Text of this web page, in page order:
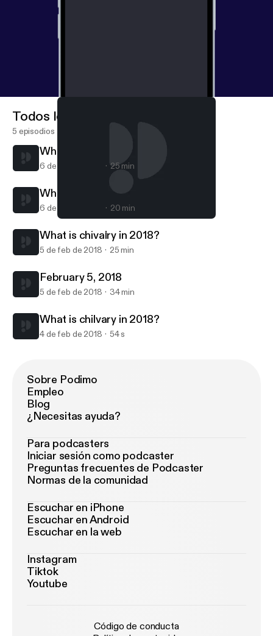
Chapter 1 Verse 1
Todos los episodios
5 episodios
What is chivalry in 2018?
6 de feb de 2018 25 min
What is chivalry in 2018?
6 de feb de 2018 20 min
What is chivalry in 2018?
5 de feb de 2018 25 min
February 5, 2018
5 de feb de 2018 34 min
What is chilvary in 2018?
4 de feb de 2018 54 s
Sobre Podimo
Empleo
Blog
¿Necesitas ayuda?
Para podcasters
Iniciar sesión como podcaster
Preguntas frecuentes de Podcaster
Normas de la comunidad
Escuchar en iPhone
Escuchar en Android
Escuchar en la web
Instagram
Tiktok
Youtube
Código de conducta